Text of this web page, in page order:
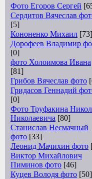
Фото Егоров Сергей
Сердитов Вячеслав
[5]
Кононенко Михаил [73]
Дорофеев Владимир
[0]
фото Холоимова Ивана
[81]
Грибов Вячеслав фото
Гридасов Геннадий
[0]
Фото Труфакина
Николаевича [80]
Станислав Несмачный
фото [33]
Леонид Мачихин фото
Виктор Михайлович
Пиминов фото [46]
Куцев Володя фото [50]